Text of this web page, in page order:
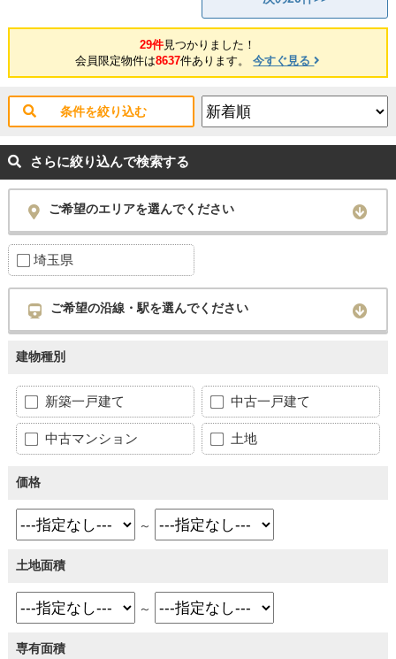
29件見つかりました！
会員限定物件は8637件あります。今すぐ見る
条件を絞り込む
さらに絞り込んで検索する
ご希望のエリアを選んでください
埼玉県
ご希望の沿線・駅を選んでください
建物種別
新築一戸建て 中古一戸建て
中古マンション 土地
価格
～
土地面積
～
専有面積